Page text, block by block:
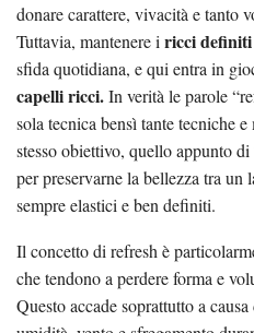
donare carattere, vivacità e tanto
Tuttavia, mantenere i ricci definiti
sfida quotidiana, e qui entra in
capelli ricci.In verità le parole
sola tecnica bensì tante tecniche
stesso obiettivo, quello appunto
per preservarne la bellezza tra un
sempre elastici e ben definiti.
Il concetto di refresh è
che tendono a perdere forma e
Questo accade soprattutto a